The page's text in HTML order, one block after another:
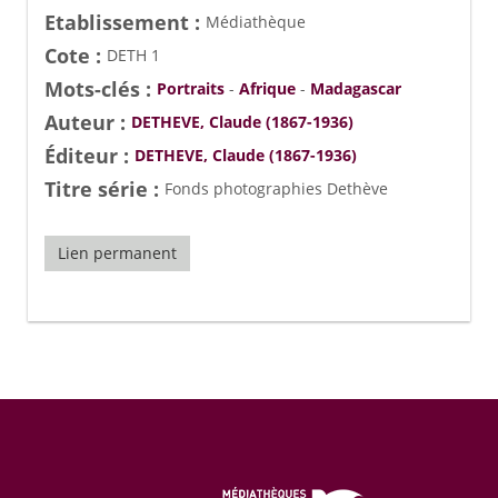
Etablissement : Médiathèque
Cote : DETH 1
Mots-clés : Portraits - Afrique - Madagascar
Auteur : DETHEVE, Claude (1867-1936)
Éditeur : DETHEVE, Claude (1867-1936)
Titre série : Fonds photographies Dethève
Lien permanent